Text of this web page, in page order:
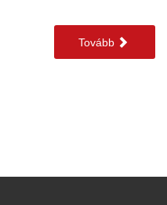
Tovább